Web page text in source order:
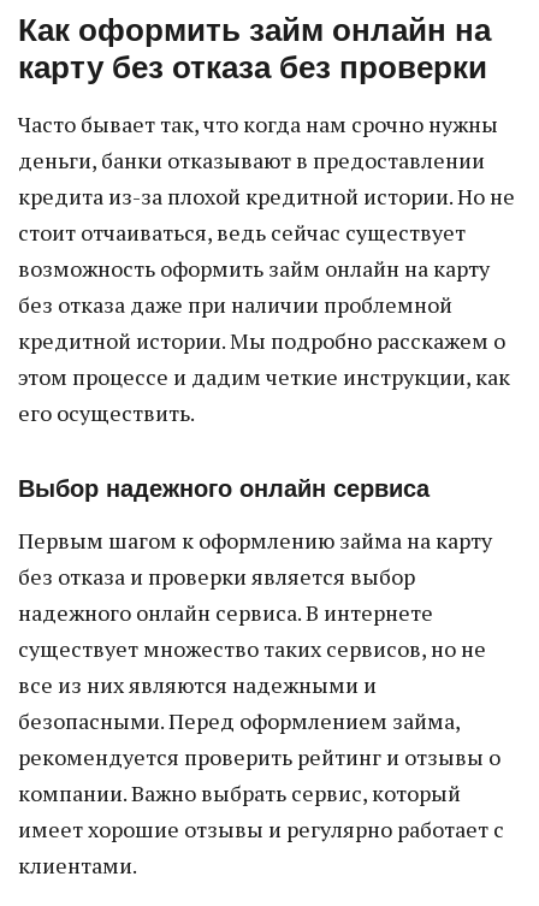
Как оформить займ онлайн на
карту без отказа без проверки
Часто бывает так, что когда нам срочно нужны
деньги, банки отказывают в предоставлении
кредита из-за плохой кредитной истории. Но не
стоит отчаиваться, ведь сейчас существует
возможность оформить займ онлайн на карту
без отказа даже при наличии проблемной
кредитной истории. Мы подробно расскажем о
этом процессе и дадим четкие инструкции, как
его осуществить.
Выбор надежного онлайн сервиса
Первым шагом к оформлению займа на карту
без отказа и проверки является выбор
надежного онлайн сервиса. В интернете
существует множество таких сервисов, но не
все из них являются надежными и
безопасными. Перед оформлением займа,
рекомендуется проверить рейтинг и отзывы о
компании. Важно выбрать сервис, который
имеет хорошие отзывы и регулярно работает с
клиентами.